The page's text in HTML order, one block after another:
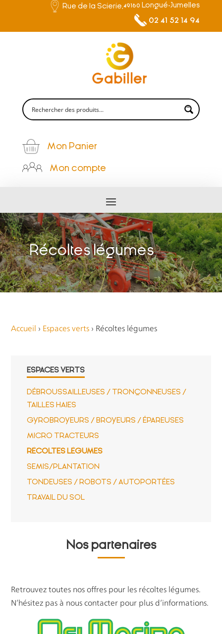
Rue de la Scierie,49160 Longué-Jumelles
02 41 52 14 94
Mon Panier
Mon compte
Récoltes légumes
Accueil › Espaces verts › Récoltes légumes
ESPACES VERTS
DÉBROUSSAILLEUSES / TRONÇONNEUSES /
TAILLES HAIES
GYROBROYEURS / BROYEURS / ÉPAREUSES
MICRO TRACTEURS
RÉCOLTES LÉGUMES
SEMIS/PLANTATION
TONDEUSES / ROBOTS / AUTOPORTÉES
TRAVAIL DU SOL
Nos partenaires
Retrouvez toutes nos offres pour les récoltes légumes.
N’hésitez pas à nous contacter pour plus d’informations.